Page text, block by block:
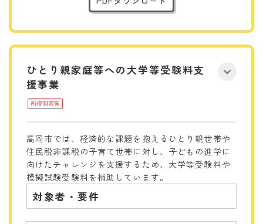
ひとり親家庭等への大学等受験料支
援事業
所得制限有
高岡市では、経済的な課題を抱えるひとり親世帯や
住民税非課税の子育て世帯に対し、子どもの進学に
向けたチャレンジを支援するため、大学等受験料や
模擬試験受験料を補助しています。
対象者・要件